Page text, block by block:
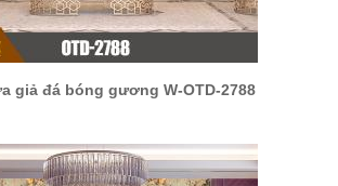
giả đá bóng gương W-OTD-2788